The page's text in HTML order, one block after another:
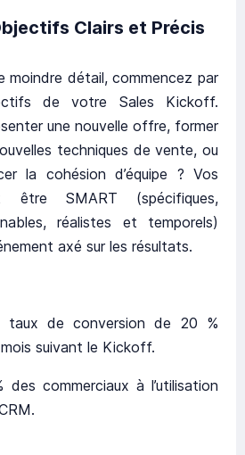
Clairs et Précis
moindre détail, commencez par
de votre Sales Kickoff.
une nouvelle offre, former
techniques de vente, ou
la cohésion d’équipe ? Vos
être SMART (spécifiques,
réalistes et temporels)
axé sur les résultats.
taux de conversion de 20 %
suivant le Kickoff.
des commerciaux à l’utilisation